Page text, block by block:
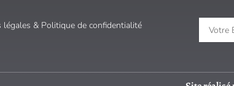
légales & Politique de confidentialité